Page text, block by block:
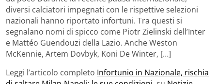
diversi calciatori impegnati con le rispettive selezioni
nazionali hanno riportato infortuni. Tra questi si
segnalano nomi di spicco come Piotr Zielinski dell’Inter
e Mattéo Guendouzi della Lazio. Anche Weston
McKennie, Artem Dovbyk, Koni De Winter, […]
Leggi l’articolo completo Infortunio in Nazionale, rischia